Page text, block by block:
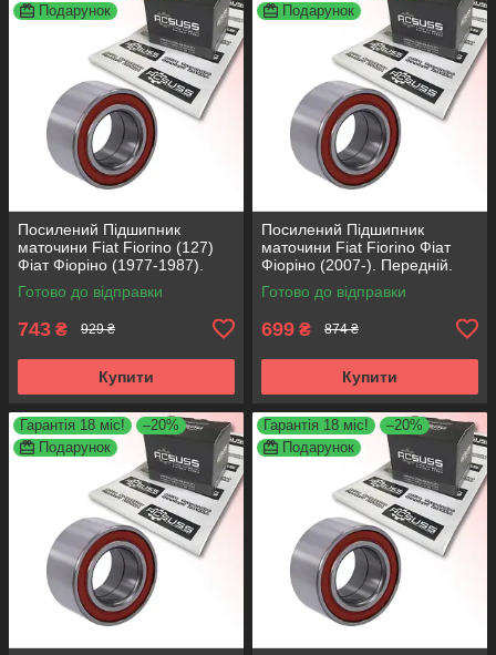
Подарунок
Посилений Підшипник
маточини Fiat Fiorino (127)
Фіат Фіоріно (1977-1987).
Передній. АКСУСС Корея!
VKBA1410 , R182.60 ,
Готово до відправки
743 ₴ 929 ₴
Купити
Подарунок
Посилений Підшипник
маточини Fiat Fiorino Фіат
Фіоріно (2007-). Передній.
АКСУСС Корея! VKBA3538 ,
R158.44 , 713690750
Готово до відправки
699 ₴ 874 ₴
Купити
Гарантія 18 міс!
–20%
Подарунок
Гарантія 18 міс!
–20%
Подарунок